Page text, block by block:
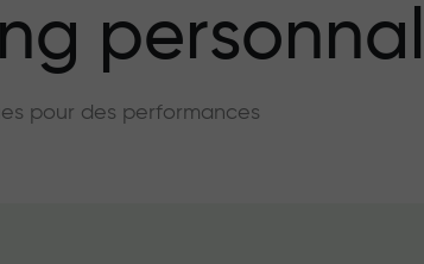
pour des performances